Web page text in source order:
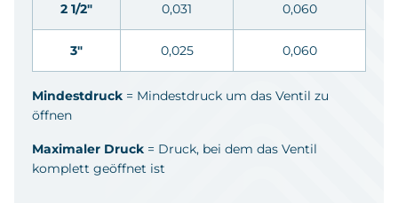
2 1/2" 0,031 0,060
3" 0,025 0,060
Mindestdruck = Mindestdruck um das Ventil zu
öffnen
Maximaler Druck = Druck, bei dem das Ventil
komplett geöffnet ist